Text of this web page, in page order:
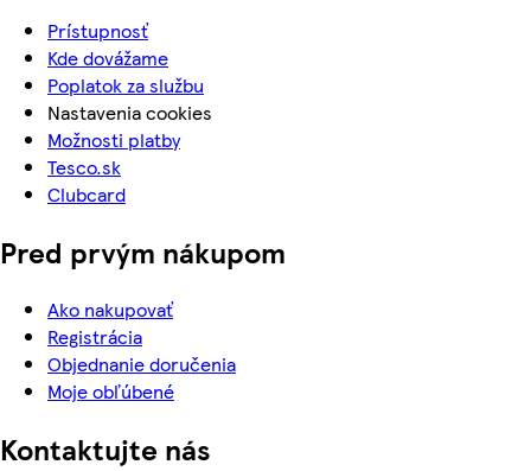
Prístupnosť
Kde dovážame
Poplatok za službu
Nastavenia cookies
Možnosti platby
Tesco.sk
Clubcard
Pred prvým nákupom
Ako nakupovať
Registrácia
Objednanie doručenia
Moje obľúbené
Kontaktujte nás